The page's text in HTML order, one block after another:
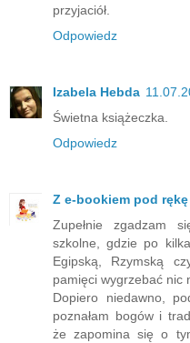
przyjaciół.
Odpowiedz
Izabela Hebda
Świetna książeczka.
Odpowiedz
Z e-bookiem pod rękę
Zupełnie zgadzam
szkolne, gdzie po
Egipską, Rzymską
pamięci wygrzebać nic
Dopiero niedawno,
poznałam bogów i
że zapomina się o